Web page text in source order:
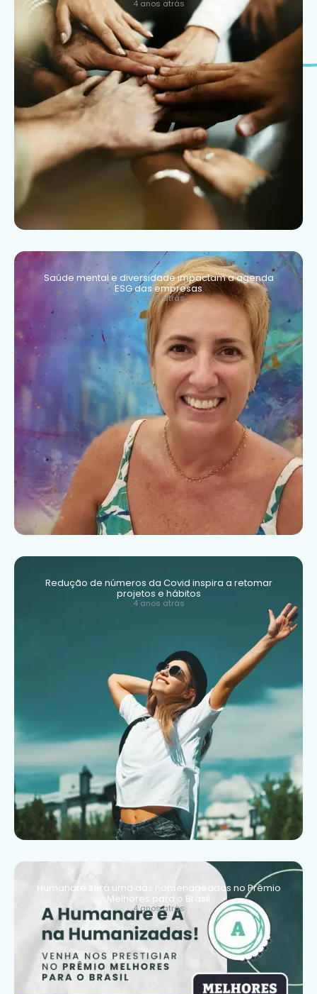
4 anos atrás
Saúde mental e diversidade impactam a agenda
ESG das empresas
4 anos atrás
Redução de números da Covid inspira a retomar
projetos e hábitos
4 anos atrás
Humanare será uma das homenageadas no Prêmio
Melhores para o Brasil
4 anos atrás